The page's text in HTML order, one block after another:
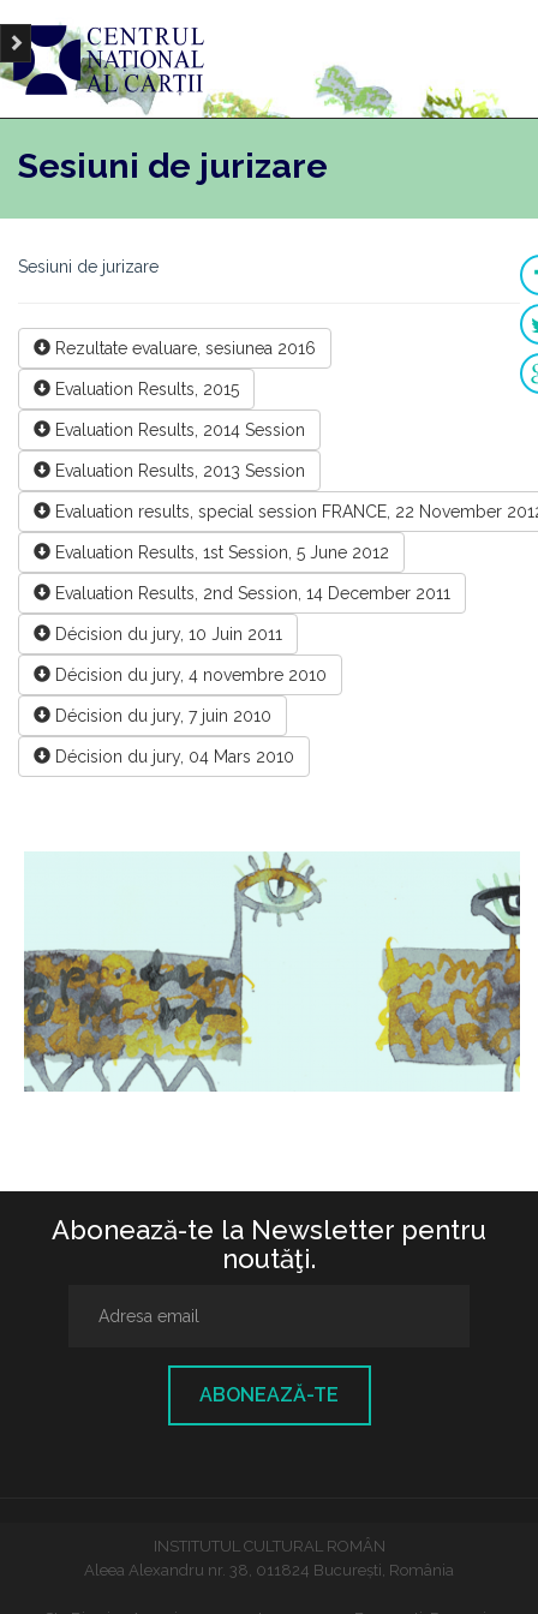
Sesiuni de jurizare
Sesiuni de jurizare
Rezultate evaluare, sesiunea 2016
Evaluation Results, 2015
Evaluation Results, 2014 Session
Evaluation Results, 2013 Session
Evaluation results, special session FRANCE, 22 November
Evaluation Results, 1st Session, 5 June 2012
Evaluation Results, 2nd Session, 14 December 2011
Décision du jury, 10 Juin 2011
Décision du jury, 4 novembre 2010
Décision du jury, 7 juin 2010
Décision du jury, 04 Mars 2010
Abonează-te la Newsletter pentru
noutăţi.
ABONEAZĂ-TE
INSTITUTUL CULTURAL ROMÂN
Aleea Alexandru nr. 38, 011824 București, România